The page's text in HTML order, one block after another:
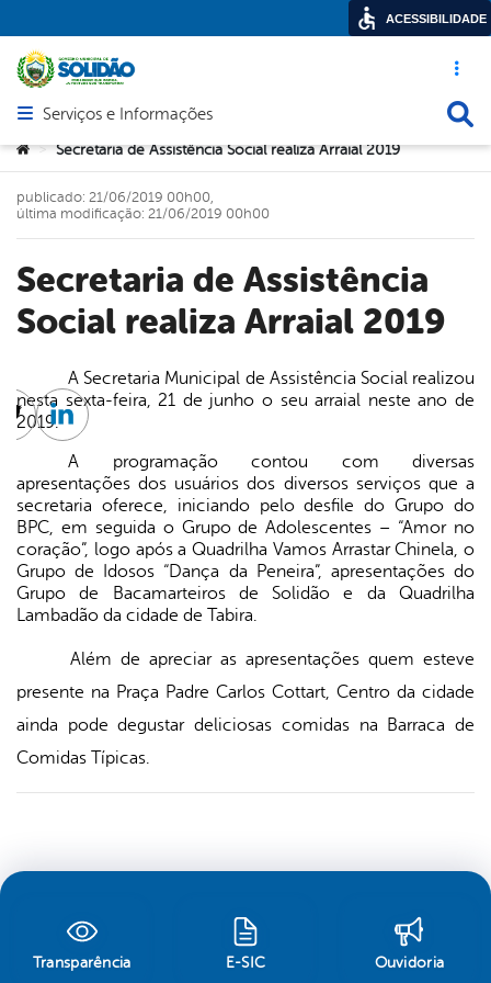
Acesso
Abrir menu principal de navegação
Serviços e Informações
Você está aqui:
> Secretaria de Assistência Social realiza Arraial 2019
Secretaria de Assistência
Social realiza Arraial 2019
publicado: 21/06/2019 00h00,
última modificação: 21/06/2019 00h00
A Secretaria Municipal de Assistência Social realizou
nesta sexta-feira, 21 de junho o seu arraial neste ano de
2019.
A programação contou com diversas
apresentações dos usuários dos diversos serviços que a
secretaria oferece, iniciando pelo desfile do Grupo do
BPC, em seguida o Grupo de Adolescentes – “Amor no
coração”, logo após a Quadrilha Vamos Arrastar Chinela, o
Grupo de Idosos “Dança da Peneira”, apresentações do
Grupo de Bacamarteiros de Solidão e da Quadrilha
Lambadão da cidade de Tabira.
Além de apreciar as apresentações quem esteve
presente na Praça Padre Carlos Cottart, Centro da cidade
ainda pode degustar deliciosas comidas na Barraca de
Comidas Típicas.
TwitterLinkedin
Transparência E-SIC Ouvidoria
ACESSIBILIDADE